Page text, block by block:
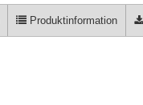
Produktinformation